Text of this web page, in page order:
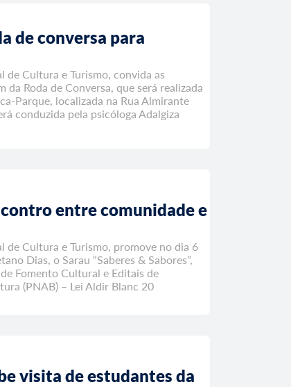
de conversa para
Cultura e Turismo, convida as
Roda de Conversa, que será realizada
Parque, localizada na Rua Almirante
conduzida pela psicóloga Adalgiza
entre comunidade e
Cultura e Turismo, promove no dia 6
Dias, o Sarau “Saberes & Sabores”,
Fomento Cultural e Editais de
(PNAB) – Lei Aldir Blanc 20
visita de estudantes da